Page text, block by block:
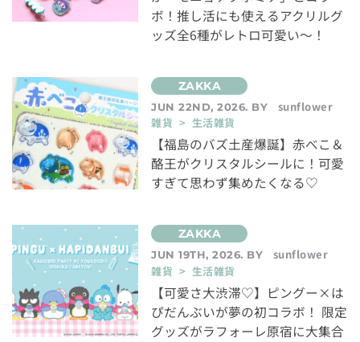
ボ！推し活にも使えるアクリルグ
ッズ全6種がレトロ可愛い～！
JUN 22ND, 2026. BY
sunflower
雑貨 > 生活雑貨
【福島のバズ土産爆誕】赤べこ＆
酪王がクリスタルシールに！可愛
すぎて思わず集めたくなる♡
JUN 19TH, 2026. BY
sunflower
雑貨 > 生活雑貨
【可愛さ大渋滞♡】ピングー×は
ぴだんぶいが夢の初コラボ！ 限定
グッズがラフォーレ原宿に大集合